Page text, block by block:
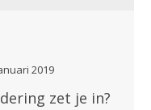
2019
zet je in?